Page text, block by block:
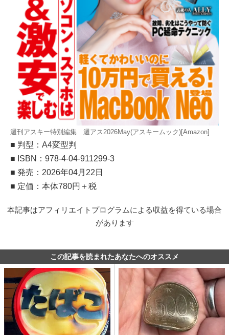
週刊アスキー特別編集 週アス2026May(アスキームック)[Amazon]
■ 判型：A4変型判
■ ISBN：978-4-04-911299-3
■ 発売：2026年04月22日
■ 定価：本体780円＋税
本記事はアフィリエイトプログラムによる収益を得ている場合
があります
この記事を読まれたあなたへのオススメ